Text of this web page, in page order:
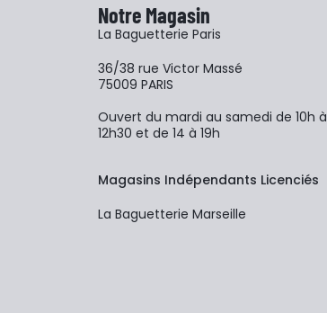
Notre Magasin
La Baguetterie Paris
36/38 rue Victor Massé
75009 PARIS
Ouvert du mardi au samedi de 10h à
12h30 et de 14 à 19h
Magasins Indépendants Licenciés
La Baguetterie Marseille